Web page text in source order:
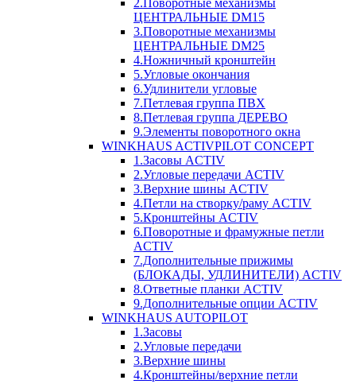
ЦЕНТРАЛЬНЫЕ DM15
3.Поворотные механизмы
ЦЕНТРАЛЬНЫЕ DM25
4.Ножничный кронштейн
5.Угловые окончания
6.Удлинители угловые
7.Петлевая группа ПВХ
8.Петлевая группа ДЕРЕВО
9.Элементы поворотного окна
WINKHAUS ACTIVPILOT CONCEPT
1.Засовы ACTIV
2.Угловые передачи ACTIV
3.Верхние шины ACTIV
4.Петли на створку/раму ACTIV
5.Кронштейны ACTIV
6.Поворотные и фрамужные петли
ACTIV
7.Дополнительные прижимы
(БЛОКАДЫ, УДЛИНИТЕЛИ) ACTIV
8.Ответные планки ACTIV
9.Дополнительные опции ACTIV
WINKHAUS AUTOPILOT
1.Засовы
2.Угловые передачи
3.Верхние шины
4.Кронштейны/верхние петли